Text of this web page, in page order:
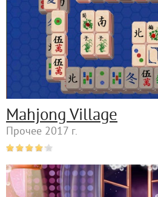
Mahjong Village
Прочее 2017 г.